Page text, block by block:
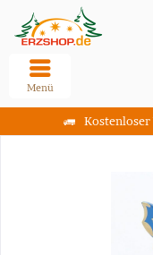
Kostenloser
Menü